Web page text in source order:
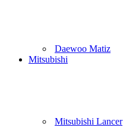
Daewoo Matiz
Mitsubishi
Mitsubishi Lancer